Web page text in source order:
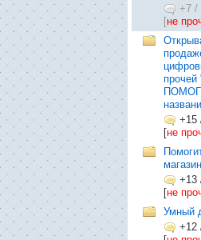
+7 /
[не
+15
[не
+13
[не
Умный
+12